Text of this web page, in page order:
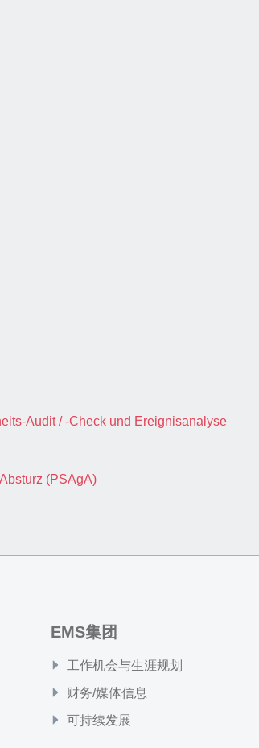
Audit / -Check und Ereignisanalyse
(PSAgA)
EMS集团
工作机会与生涯规划
财务/媒体信息
可持续发展